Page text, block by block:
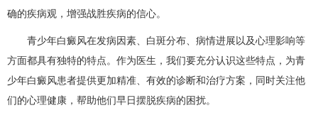
确的疾病观，增强战胜疾病的信心。
青少年白癜风在发病因素、白斑分布、病情进展以及心理影响等
方面都具有独特的特点。作为医生，我们要充分认识这些特点，为青
少年白癜风患者提供更加精准、有效的诊断和治疗方案，同时关注他
们的心理健康，帮助他们早日摆脱疾病的困扰。